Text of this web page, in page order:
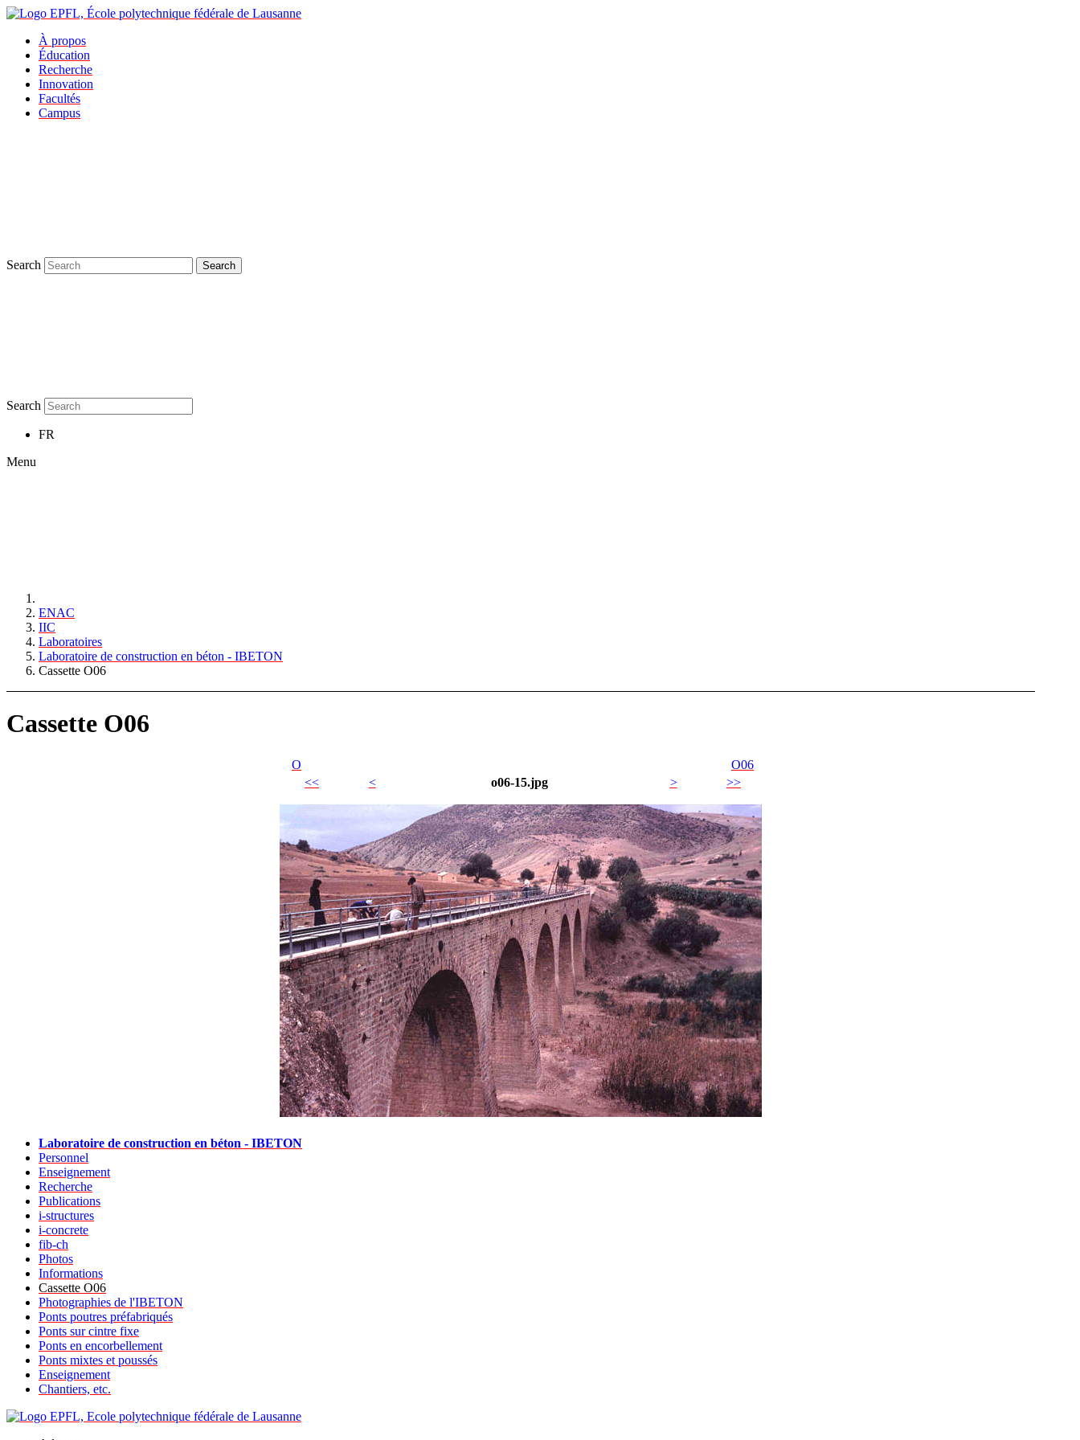
À propos
Éducation
Recherche
Innovation
Facultés
Campus
Search Search
Search
FR
Menu
ENAC
IIC
Laboratoires
Laboratoire de construction en béton - IBETON
Cassette O06
Cassette O06
O
O06
<<
< o06-15.jpg > >>
Laboratoire de construction en béton - IBETON
Personnel
Enseignement
Recherche
Publications
i-structures
i-concrete
fib-ch
Photos
Informations
Cassette O06
Photographies de l'IBETON
Ponts poutres préfabriqués
Ponts sur cintre fixe
Ponts en encorbellement
Ponts mixtes et poussés
Enseignement
Chantiers, etc.